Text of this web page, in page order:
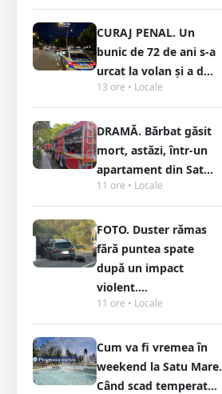
CURAJ PENAL. Un
bunic de 72 de ani s-a
urcat la volan și a d...
13 ore • Locale
DRAMĂ. Bărbat găsit
mort, astăzi, într-un
apartament din Sat...
11 ore • Locale
FOTO. Duster rămas
fără puntea spate
după un impact
violent....
11 ore • Locale
Cum va fi vremea în
weekend la Satu Mare.
Când scad temperat...